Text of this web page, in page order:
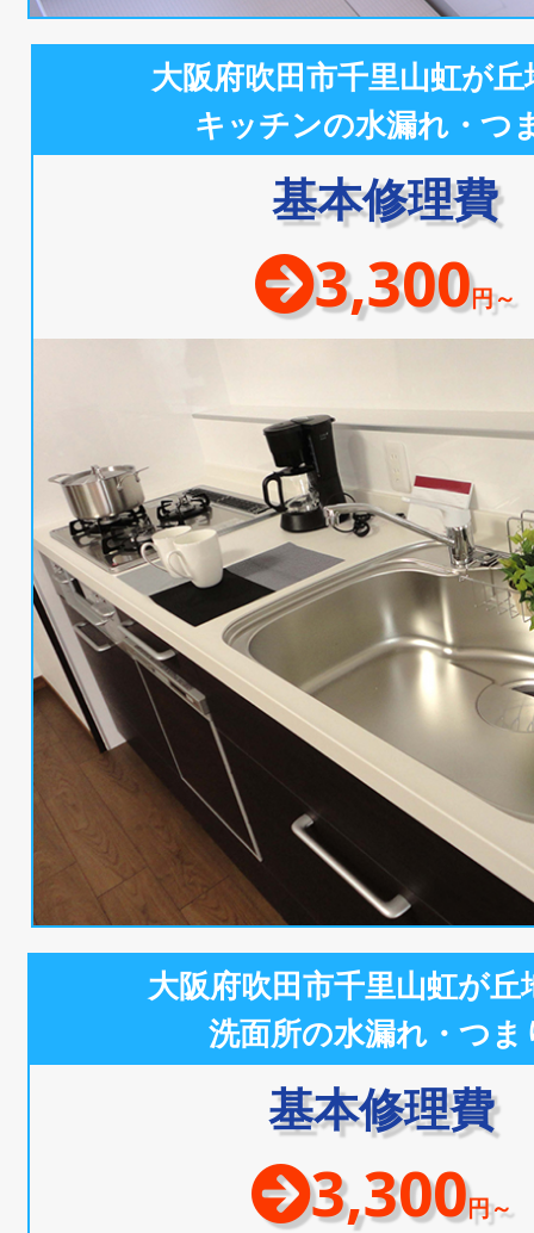
大阪府吹田市千里山虹が
キッチンの水漏れ・つ
基本修理費
3,300円～
大阪府吹田市千里山虹が丘
洗面所の水漏れ・つま
基本修理費
3,300円～